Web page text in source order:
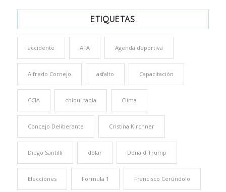
ETIQUETAS
accidente AFA Agenda deportiva
Alfredo Cornejo asfalto Capacitación
CCIA chiqui tapia Clima
Concejo Deliberante Cristina Kirchner
Diego Santilli dolar Donald Trump
Elecciones Formula 1 Francisco Cerúndolo